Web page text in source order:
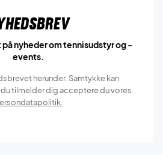
nyheder om tennisudstyr og -
events.
herunder. Samtykke kan
tilmelder dig acceptere du vores